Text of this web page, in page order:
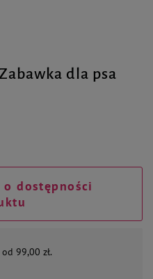
dla psa
o dostępności
99,00 zł.